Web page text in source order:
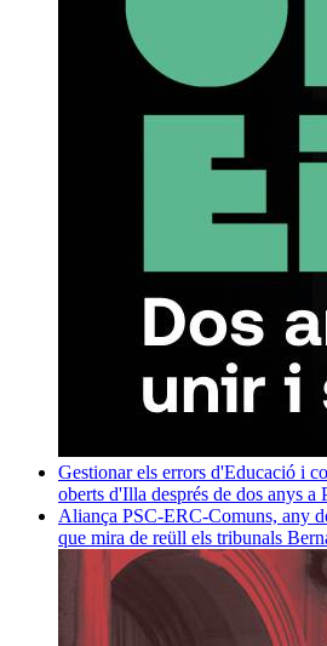
Gestionar els errors d'Educació i
oberts d'Illa després de dos anys a
Aliança PSC-ERC-Comuns, any
que mira de reüll els tribunals